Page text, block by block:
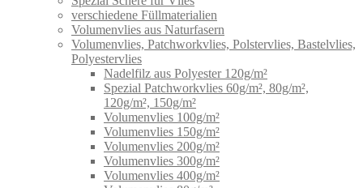
verschiedene Füllmaterialien
Volumenvlies aus Naturfasern
Volumenvlies, Patchworkvlies, Polstervlies, Bastelvlies,
Polyestervlies
Nadelfilz aus Polyester 120g/m²
Spezial Patchworkvlies 60g/m², 80g/m²,
120g/m², 150g/m²
Volumenvlies 100g/m²
Volumenvlies 150g/m²
Volumenvlies 200g/m²
Volumenvlies 300g/m²
Volumenvlies 400g/m²